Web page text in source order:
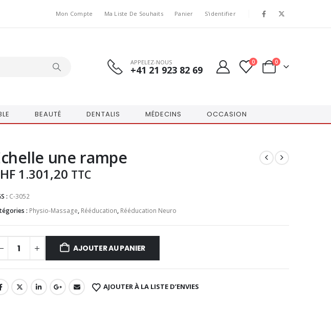
Mon Compte Ma Liste De Souhaits Panier S'identifier
APPELEZ-NOUS
+41 21 923 82 69
0 0
BEAUTÉ DENTALIS MÉDECINS OCCASION
une rampe
1.301,20 TTC
: C-3052
: Physio-Massage, Rééducation, Rééducation Neuro
AJOUTER AU PANIER
AJOUTER À LA LISTE D’ENVIES